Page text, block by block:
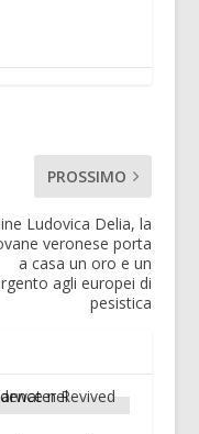
PROSSIMO
Ludovica Delia, la
veronese porta
a casa un oro e un
agli europei di
pesistica